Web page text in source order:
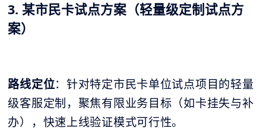
3. 某市民卡试点方案（轻量级定制试点方
案）
路线定位：针对特定市民卡单位试点项目的轻量
级客服定制，聚焦有限业务目标（如卡挂失与补
办），快速上线验证模式可行性。